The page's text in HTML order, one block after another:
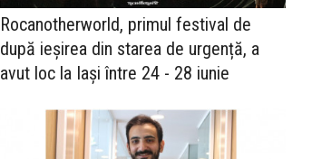
Rocanotherworld, primul festival de
după ieșirea din starea de urgență, a
avut loc la Iași între 24 - 28 iunie